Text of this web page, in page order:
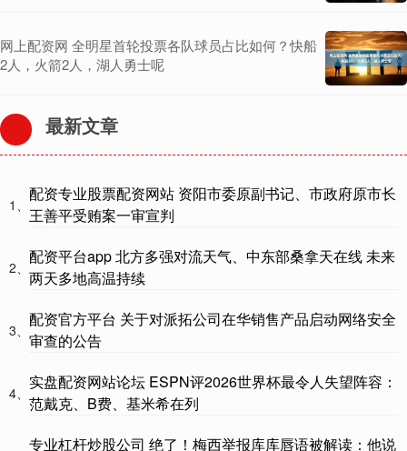
网上配资网 全明星首轮投票各队球员占比如何？快船
2人，火箭2人，湖人勇士呢
最新文章
1、
配资专业股票配资网站 资阳市委原副书记、市政府原市长
王善平受贿案一审宣判
2、
配资平台app 北方多强对流天气、中东部桑拿天在线 未来
两天多地高温持续
3、
配资官方平台 关于对派拓公司在华销售产品启动网络安全
审查的公告
4、
实盘配资网站论坛 ESPN评2026世界杯最令人失望阵容：
范戴克、B费、基米希在列
专业杠杆炒股公司 绝了！梅西举报库库唇语被解读：他说